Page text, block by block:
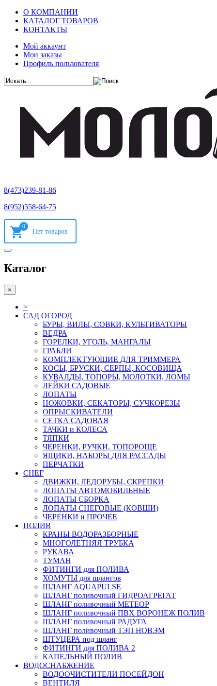
О КОМПАНИИ
КАТАЛОГ ТОВАРОВ
КОНТАКТЫ
Мой аккаунт
Мои заказы
Профиль пользователя
8(473)239-81-86
8(952)558-64-75
0
Каталог
×
>
САД ОГОРОД
БУРЫ, ВИЛЫ, СОВКИ, КУЛЬТИВАТОРЫ
ВЕДРА
ГОРЕЛКИ, УГОЛЬ, МАНГАЛЫ
ГРАБЛИ
КОМПЛЕКТУЮШИЕ ДЛЯ ТРИММЕРА
КОСЫ, БРУСКИ, СЕРПЫ, КОСОВИЩА
КУВАЛДЫ, ТОПОРЫ, МОЛОТКИ, ЛОМЫ
ЛЕЙКИ САДОВЫЕ
ЛОПАТЫ
НОЖОВКИ, СЕКАТОРЫ, СУЧКОРЕЗЫ
ОПРЫСКИВАТЕЛИ
СЕТКА САДОВАЯ
ТАЧКИ и КОЛЕСА
ТЯПКИ
ЧЕРЕНКИ, РУЧКИ, ТОПОРОЩЕ
ЯЩИКИ, НАБОРЫ ДЛЯ РАССАДЫ
ПЕРЧАТКИ
СНЕГ
ДВИЖКИ, ЛЕДОРУБЫ, СКРЕПКИ
ЛОПАТЫ АВТОМОБИЛЬНЫЕ
ЛОПАТЫ СБОРКА
ЛОПАТЫ СНЕГОВЫЕ (КОВШИ)
ЧЕРЕНКИ и ПРОЧЕЕ
ПОЛИВ
КРАНЫ ВОДОРАЗБОРНЫЕ
МНОГОЛЕТНЯЯ ТРУБКА
РУКАВА
ТУМАН
ФИТИНГИ для ПОЛИВА
ХОМУТЫ для шлангов
ШЛАНГ AQUAPULSE
ШЛАНГ поливочный ГИДРОАГРЕГАТ
ШЛАНГ поливочный МЕТЕОР
ШЛАНГ поливочный ПВХ ВОРОНЕЖ ПОЛИВ
ШЛАНГ поливочный РАДУГА
ШЛАНГ поливочный ТЭП НОВЭМ
ШТУЦЕРА под шланг
ФИТИНГИ для ПОЛИВА 2
КАПЕЛЬНЫЙ ПОЛИВ
ВОДОСНАБЖЕНИЕ
ВОДООЧИСТИТЕЛИ ПОСЕЙДОН
ВЕНТИЛЯ